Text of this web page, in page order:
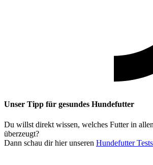
Unser Tipp für gesundes Hundefutter
Du willst direkt wissen, welches Futter in
überzeugt?
Dann schau dir hier unseren Hundefutter